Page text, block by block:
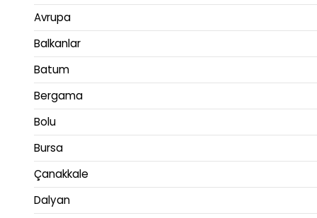
Avrupa
Balkanlar
Batum
Bergama
Bolu
Bursa
Çanakkale
Dalyan